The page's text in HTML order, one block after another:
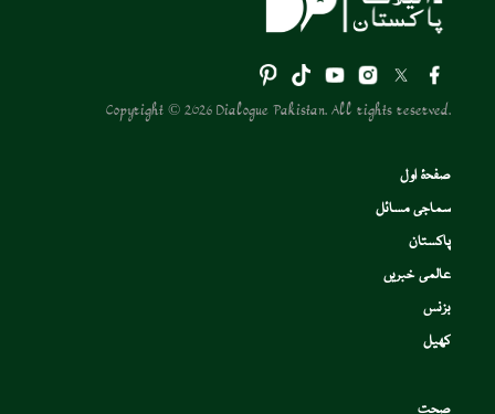
Copyright © 2026 Dialogue Pakistan. All rights reserved.
صفحۂ اول
سماجی مسائل
پاکستان
عالمی خبریں
بزنس
کھیل